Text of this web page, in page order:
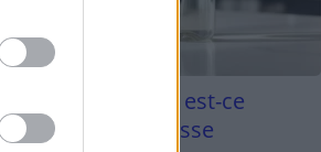
blanc et four est-ce
contre la graisse